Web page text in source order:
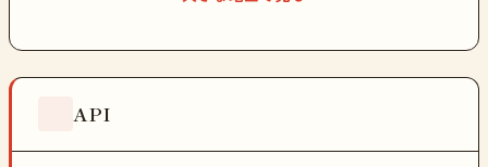
API